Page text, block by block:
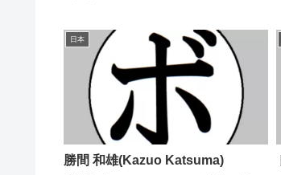
日本
勝間 和雄(Kazuo Katsuma)